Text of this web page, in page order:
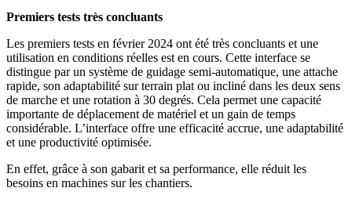
Premiers tests très concluants
Les premiers tests en février 2024 ont été très concluants et une
utilisation en conditions réelles est en cours. Cette interface se
distingue par un système de guidage semi-automatique, une attache
rapide, son adaptabilité sur terrain plat ou incliné dans les deux sens
de marche et une rotation à 30 degrés. Cela permet une capacité
importante de déplacement de matériel et un gain de temps
considérable. L’interface offre une efficacité accrue, une adaptabilité
et une productivité optimisée.
En effet, grâce à son gabarit et sa performance, elle réduit les
besoins en machines sur les chantiers.